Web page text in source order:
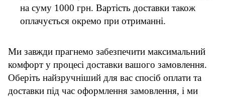
на суму 1000 грн. Вартість доставки також
оплачується окремо при отриманні.
Ми завжди прагнемо забезпечити максимальний
комфорт у процесі доставки вашого замовлення.
Оберіть найзручніший для вас спосіб оплати та
доставки під час оформлення замовлення, і ми